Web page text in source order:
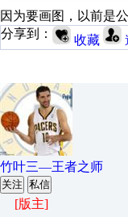
因为要画图，以前是
分享到：
收藏
竹叶三—王者之师
关注 私信
[版主]